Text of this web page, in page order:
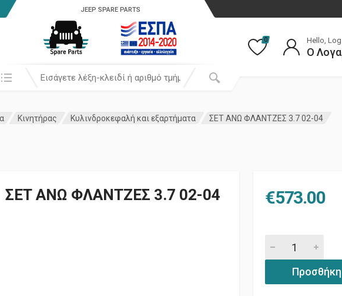
JEEP SPARE PARTS
σε:
0 Hello, Log
Ο
Κινητήρας Κυλινδροκεφαλή και εξαρτήματα ΣΕΤ ΑΝΩ ΦΛΑΝΤΖΕΣ 3.7 02-04
ΣΕΤ ΑΝΩ ΦΛΑΝΤΖΕΣ 3.7 02-04 €573.00